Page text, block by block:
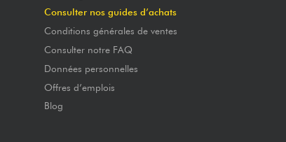
Consulter nos guides d’achats
Conditions générales de ventes
Consulter notre FAQ
Données personnelles
Offres d’emplois
Blog